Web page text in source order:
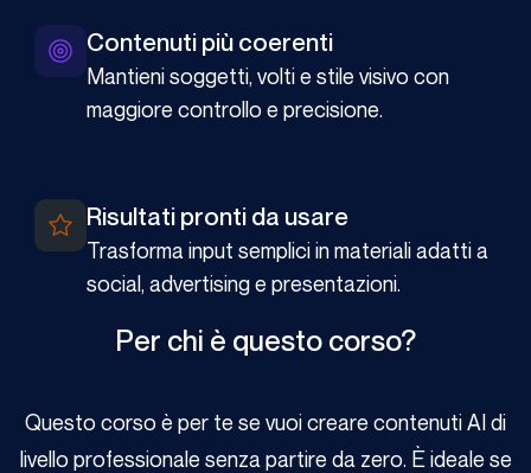
Contenuti più coerenti
Mantieni soggetti, volti e stile visivo con
maggiore controllo e precisione.
Risultati pronti da usare
Trasforma input semplici in materiali adatti a
social, advertising e presentazioni.
Per chi è questo corso?
Questo corso è per te se vuoi creare contenuti AI di
livello professionale senza partire da zero. È ideale se